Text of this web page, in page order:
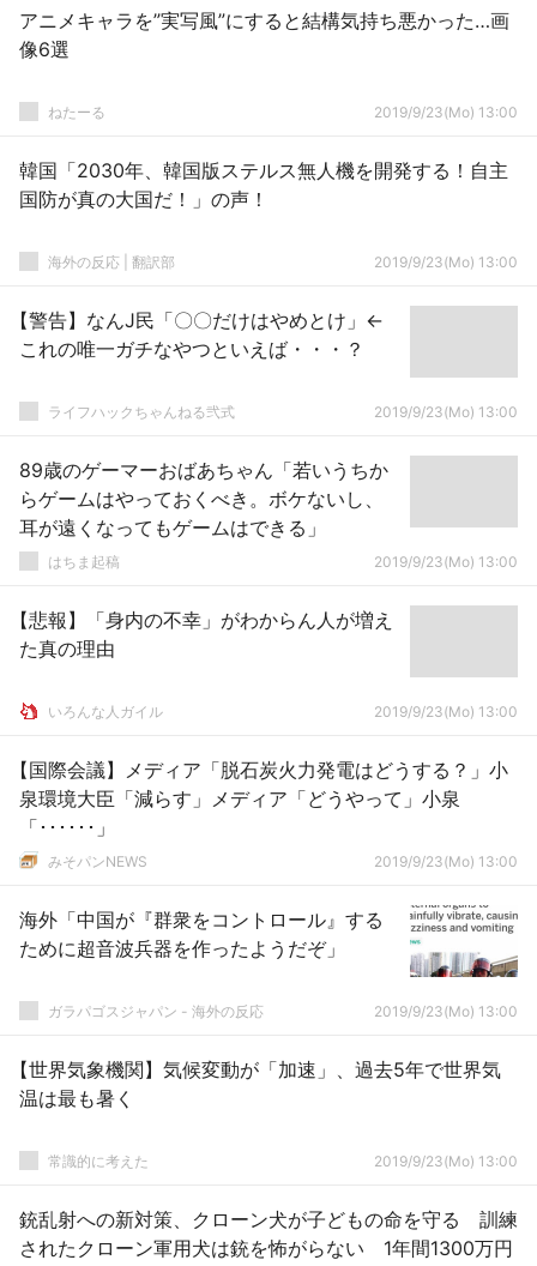
アニメキャラを”実写風”にすると結構気持ち悪かった…画
像6選
ねたーる 2019/9/23(Mo) 13:00
韓国「2030年、韓国版ステルス無人機を開発する！自主
国防が真の大国だ！」の声！
海外の反応 | 翻訳部 2019/9/23(Mo) 13:00
【警告】なんJ民「〇〇だけはやめとけ」←
これの唯一ガチなやつといえば・・・？
ライフハックちゃんねる弐式 2019/9/23(Mo) 13:00
89歳のゲーマーおばあちゃん「若いうちか
らゲームはやっておくべき。ボケないし、
耳が遠くなってもゲームはできる」
はちま起稿 2019/9/23(Mo) 13:00
【悲報】「身内の不幸」がわからん人が増え
た真の理由
いろんな人ガイル 2019/9/23(Mo) 13:00
【国際会議】メディア「脱石炭火力発電はどうする？」小
泉環境大臣「減らす」メディア「どうやって」小泉
「･･････」
みそパンNEWS 2019/9/23(Mo) 13:00
海外「中国が『群衆をコントロール』する
ために超音波兵器を作ったようだぞ」
ガラパゴスジャパン - 海外の反応 2019/9/23(Mo) 13:00
【世界気象機関】気候変動が「加速」、過去5年で世界気
温は最も暑く
常識的に考えた 2019/9/23(Mo) 13:00
銃乱射への新対策、クローン犬が子どもの命を守る 訓練
されたクローン軍用犬は銃を怖がらない 1年間1300万円